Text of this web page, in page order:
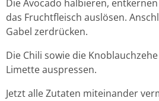
Die Avocado halbieren,
das Fruchtfleisch auslösen.
Gabel zerdrücken.
Die Chili sowie die
Limette auspressen.
Jetzt alle Zutaten miteinander